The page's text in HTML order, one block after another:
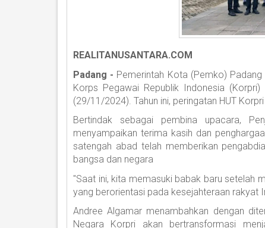
REALITANUSANTARA.COM
Padang - Pemerintah Kota (Pemko) Padang
Korps Pegawai Republik Indonesia
(29/11/2024). Tahun ini, peringatan HUT
Bertindak sebagai pembina upacara,
menyampaikan terima kasih dan
satengah abad telah memberikan
bangsa dan negara
"Saat ini, kita memasuki babak baru setelah
yang berorientasi pada kesejahteraan rakyat
Andree Algamar menambahkan dengan
Negara Korpri akan bertransformasi